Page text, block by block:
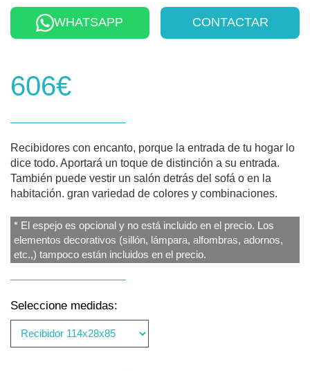
WHATSAPP CONTACTAR
606€
Recibidores con encanto, porque la entrada de tu hogar lo
dice todo. Aportará un toque de distinción a su entrada.
También puede vestir un salón detrás del sofá o en la
habitación. gran variedad de colores y combinaciones.
* El espejo es opcional y no está incluido en el precio. Los
elementos decorativos (sillón, lámpara, alfombras, adornos,
etc.,) tampoco están incluidos en el precio.
Seleccione medidas: